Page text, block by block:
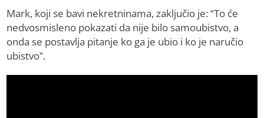
Mark, koji se bavi nekretninama, zaključio je: “To će
nedvosmisleno pokazati da nije bilo samoubistvo, a
onda se postavlja pitanje ko ga je ubio i ko je naručio
ubistvo”.